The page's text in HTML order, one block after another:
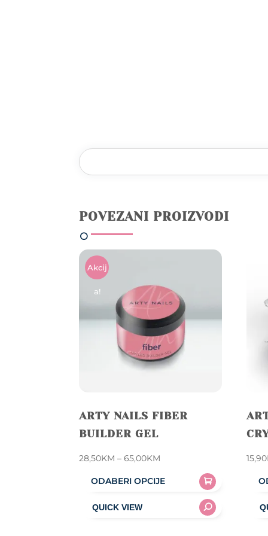
POVEZANI PROIZVODI
Akcij
A!
ARTY NAILS FIBER
BUILDER GEL
28,50KM – 65,00KM
ODABERI OPCIJE
product
15,90